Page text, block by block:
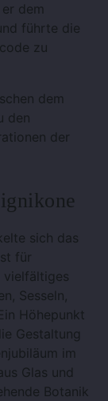
dem
führte die
zu
dem
den
der
sich das
für
vielfältiges
Sesseln,
Höhepunkt
Gestaltung
im
Glas und
Botanik